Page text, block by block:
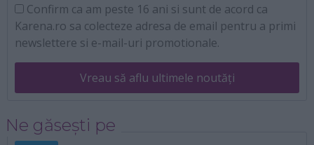
Confirm ca am peste 16 ani si sunt de acord ca
Karena.ro sa colecteze adresa de email pentru a primi
newslettere si e-mail-uri promotionale.
Vreau să aflu ultimele noutăți
Ne găsești pe